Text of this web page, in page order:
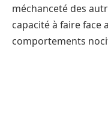
méchanceté des
capacité à faire face
comportements